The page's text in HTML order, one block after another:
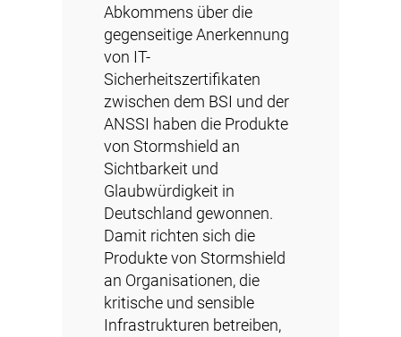
Abkommens über die
gegenseitige Anerkennung
von IT-
Sicherheitszertifikaten
zwischen dem BSI und der
ANSSI haben die Produkte
von Stormshield an
Sichtbarkeit und
Glaubwürdigkeit in
Deutschland gewonnen.
Damit richten sich die
Produkte von Stormshield
an Organisationen, die
kritische und sensible
Infrastrukturen betreiben,